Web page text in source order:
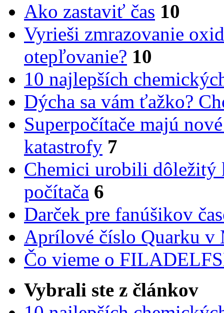
Ako zastaviť čas 10
Vyrieši zmrazovanie
otepľovanie? 10
10 najlepších
Dýcha sa vám ťažko?
Superpočítače majú
katastrofy 7
Chemici urobili dôležitý
počítača 6
Darček pre fanúšikov
Aprílové číslo Quarku v
Čo vieme o
Vybrali ste z článkov